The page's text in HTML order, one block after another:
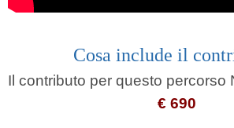
Cosa include il
Il contributo per questo percorso
€ 690